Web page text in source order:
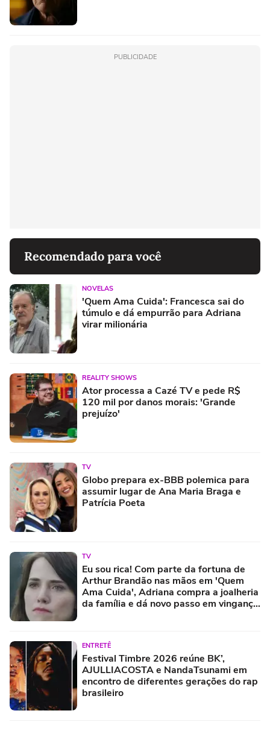
PUBLICIDADE
Recomendado para você
NOVELAS
'Quem Ama Cuida': Francesca sai do
túmulo e dá empurrão para Adriana
virar milionária
REALITY SHOWS
Ator processa a Cazé TV e pede R$
120 mil por danos morais: 'Grande
prejuízo'
TV
Globo prepara ex-BBB polemica para
assumir lugar de Ana Maria Braga e
Patrícia Poeta
TV
Eu sou rica! Com parte da fortuna de
Arthur Brandão nas mãos em 'Quem
Ama Cuida', Adriana compra a joalheria
da família e dá novo passo em vingança
ENTRETÊ
Festival Timbre 2026 reúne BK’,
AJULLIACOSTA e NandaTsunami em
encontro de diferentes gerações do rap
brasileiro